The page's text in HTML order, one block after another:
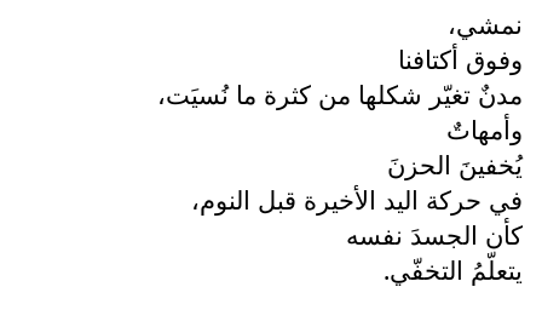
نمشي،
وفوق أكتافنا
مدنٌ تغيّر شكلها من كثرة ما نُسيَت،
وأمهاتٌ
يُخفينَ الحزنَ
في حركة اليد الأخيرة قبل النوم،
كأن الجسدَ نفسه
يتعلّمُ التخفّي.